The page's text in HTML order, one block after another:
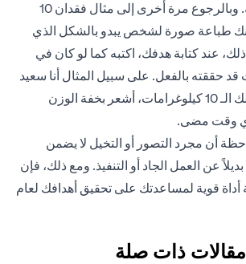
هدفك أو تتحدث عنه. وبالرجوع مرة أخرى إلى مثال فقدان 10
طباعة صورة لشخص يبدو بالشكل الذي
عند كتابة هدفك، اكتبه كما لو كان في
حققته بالفعل. على سبيل المثال أنا سعيد
للغاية لأنني فقدت تلك الـ 10 كيلوغرامات، أشعر بخفة الوزن
وقت مضى.
أن مجرد التصور أو التخيل لا يضمن
عن العمل الجاد أو التنفيذ. ومع ذلك، فإن
أداة قوية لمساعدتك على تحقيق أهدافك لعام
مقالات ذات صلة